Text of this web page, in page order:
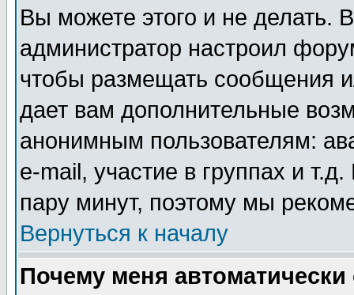
Вы можете этого и не делать.
администратор настроил
чтобы размещать сообщения
дает вам дополнительные
анонимным пользователям:
e-mail, участие в группах и
пару минут, поэтому мы
Вернуться к началу
Почему меня автоматически